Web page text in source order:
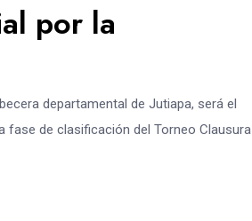
por la
departamental de Jutiapa, será el
fase de clasificación del Torneo Clausura